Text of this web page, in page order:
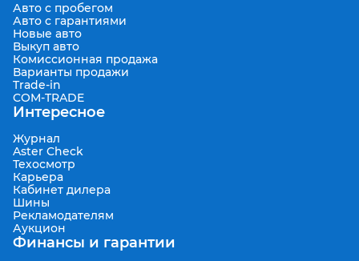
Авто с пробегом
Авто с гарантиями
Новые авто
Выкуп авто
Комиссионная продажа
Варианты продажи
Trade-in
COM-TRADE
Интересное
Журнал
Aster Check
Техосмотр
Карьера
Кабинет дилера
Шины
Рекламодателям
Аукцион
Финансы и гарантии